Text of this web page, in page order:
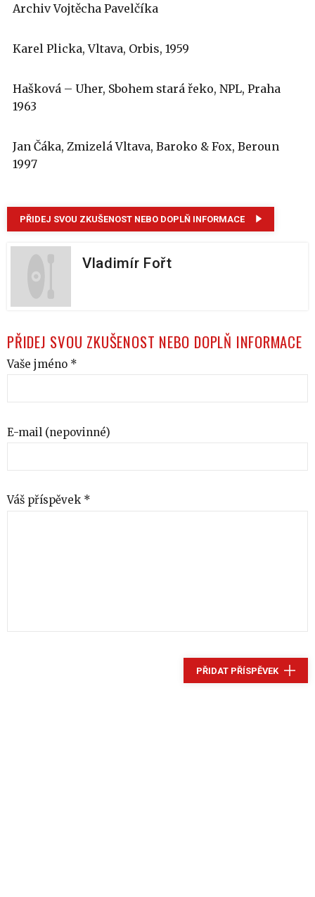
Archiv Vojtěcha Pavelčíka
Karel Plicka, Vltava, Orbis, 1959
Hašková – Uher, Sbohem stará řeko, NPL, Praha
1963
Jan Čáka, Zmizelá Vltava, Baroko & Fox, Beroun
1997
PŘIDEJ SVOU ZKUŠENOST NEBO DOPLŇ INFORMACE
Vladimír Fořt
PŘIDEJ SVOU ZKUŠENOST NEBO DOPLŇ INFORMACE
Vaše jméno *
E-mail (nepovinné)
Váš příspěvek *
PŘIDAT PŘÍSPĚVEK